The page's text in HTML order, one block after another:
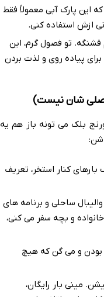
این پارک آبی معمولاً فقط
ازش استفاده کنی.
تو فصول گرم، این
پیاده روی و لذت بردن
اصلی شان نیست)
بلک می تونه باز هم یه
کنار استخر، تعریف
ساحلی و برنامه های
و بچه سفر می کنی،
بودن و می گن که هیچ
مینی بار رایگان،